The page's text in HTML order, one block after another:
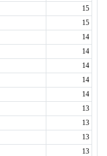
15
15
14
14
14
14
14
13
13
13
13